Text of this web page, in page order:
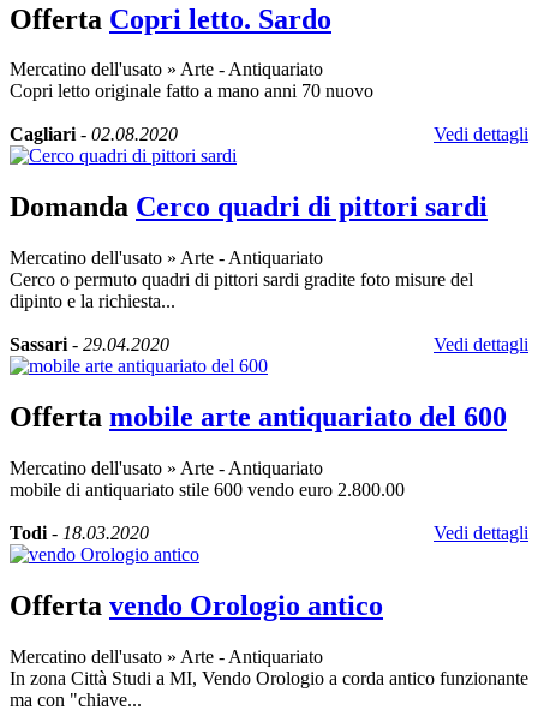
Offerta Copri letto. Sardo
Mercatino dell'usato » Arte - Antiquariato
Copri letto originale fatto a mano anni 70 nuovo
Cagliari- 02.08.2020 Vedi dettagli
Domanda Cerco quadri di pittori sardi
Mercatino dell'usato » Arte - Antiquariato
Cerco o permuto quadri di pittori sardi gradite foto misure del
dipinto e la richiesta...
Sassari - 29.04.2020 Vedi dettagli
Offerta mobile arte antiquariato del 600
Mercatino dell'usato » Arte - Antiquariato
mobile di antiquariato stile 600 vendo euro 2.800.00
Todi - 18.03.2020 Vedi dettagli
Offerta vendo Orologio antico
Mercatino dell'usato » Arte - Antiquariato
In zona Città Studi a MI, Vendo Orologio a corda antico funzionante
ma con "chiave...